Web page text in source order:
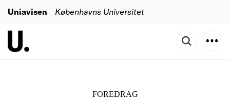
Uniavisen Københavns Universitet
FOREDRAG